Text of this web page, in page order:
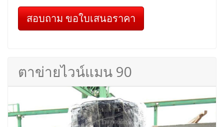
สอบถาม ขอใบเสนอราคา
ตาข่ายไวน์แมน 90